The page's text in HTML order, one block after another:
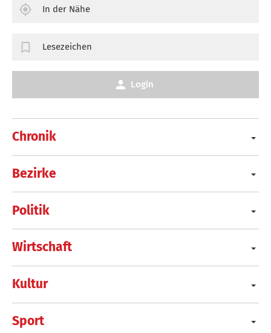
Chronik
Bezirke
Politik
Wirtschaft
Kultur
Sport
In der Nähe
Lesezeichen
Login